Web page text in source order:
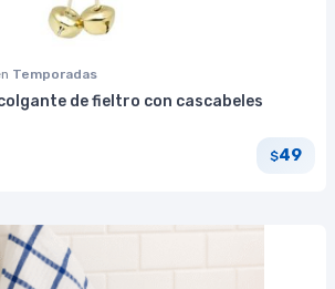
Temporadas
de fieltro con cascabeles
$49